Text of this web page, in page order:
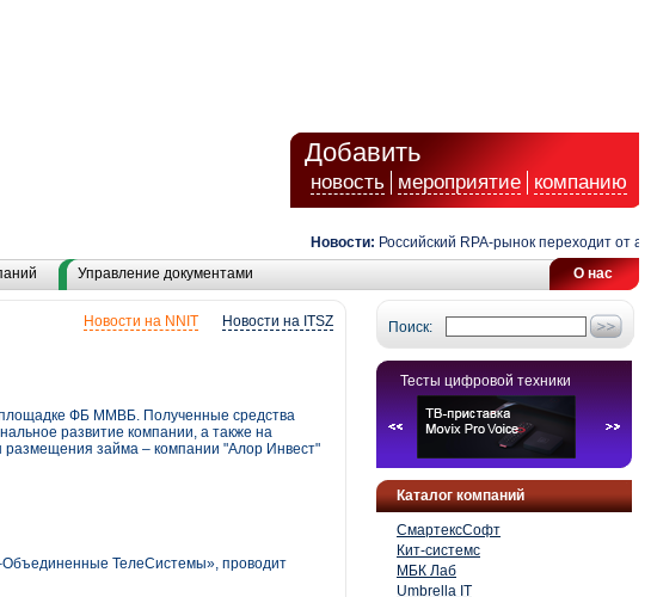
Добавить
новость мероприятие компанию
Новости: Российский RPA-рынок переходит от
О нас
Управление документами
Поиск:
Тесты цифровой техники
Каталог компаний
СмартексСофт
Кит-системс
МБК Лаб
Umbrella IT
Новости на ITSZ
Новости на NNIT
ФБ ММВБ. Полученные средства
развитие компании, а также на
займа – компании "Алор Инвест"
ТелеСистемы», проводит